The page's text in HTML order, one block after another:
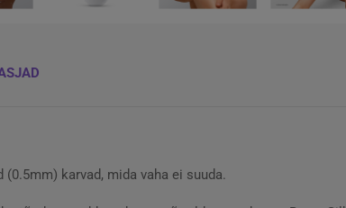
(0.5mm) karvad, mida vaha ei suuda.